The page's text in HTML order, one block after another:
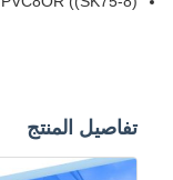
تفاصيل المنتج